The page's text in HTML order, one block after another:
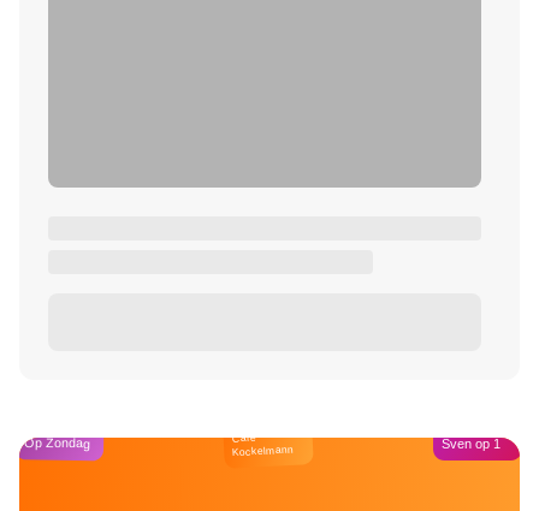
Op Zondag Café
Kockelmann Sven op 1